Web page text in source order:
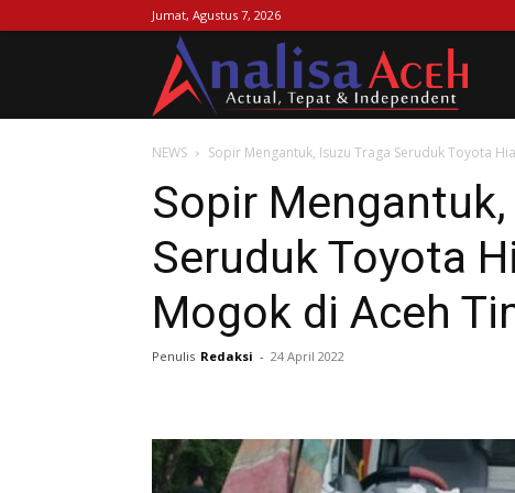
Jumat, Agustus 7, 2026
Aceh
NEWS Sopir Mengantuk, Isuzu Traga Seruduk Toyota
Sopir
Seruduk Toyota
Mogok di Aceh
Penulis Redaksi - 24 April 2022